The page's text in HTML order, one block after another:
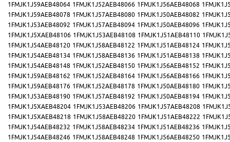
1FMJK1J59AEB48064 1FMJK1J52AEB48066 1FMJK1J56AEB48068
1FMJK1J59AEB48078 1FMJK1J57AEB48080 1FMJK1J50AEB48082
1FMJK1J53AEB48092 1FMJK1J57AEB48094 1FMJK1J50AEB48096
1FMJK1J5XAEB48106 1FMJK1J53AEB48108 1FMJK1J51AEB48110
1FMJK1J54AEB48120 1FMJK1J58AEB48122 1FMJK1J51AEB48124
1FMJK1J54AEB48134 1FMJK1J58AEB48136 1FMJK1J51AEB48138
1FMJK1J54AEB48148 1FMJK1J52AEB48150 1FMJK1J56AEB48152
1FMJK1J59AEB48162 1FMJK1J52AEB48164 1FMJK1J56AEB48166
1FMJK1J59AEB48176 1FMJK1J52AEB48178 1FMJK1J50AEB48180
1FMJK1J53AEB48190 1FMJK1J57AEB48192 1FMJK1J50AEB48194
1FMJK1J5XAEB48204 1FMJK1J53AEB48206 1FMJK1J57AEB48208
1FMJK1J5XAEB48218 1FMJK1J58AEB48220 1FMJK1J51AEB48222
1FMJK1J54AEB48232 1FMJK1J58AEB48234 1FMJK1J51AEB48236
1FMJK1J54AEB48246 1FMJK1J58AEB48248 1FMJK1J56AEB48250